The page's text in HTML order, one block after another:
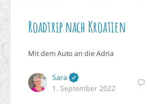
Roadtrip nach Kroatien
Mit dem Auto an die Adria
Sara
1. September 2022